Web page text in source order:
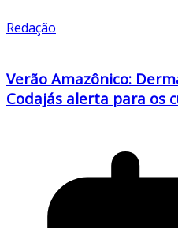
Redação
Verão Amazônico:
Codajás alerta para os